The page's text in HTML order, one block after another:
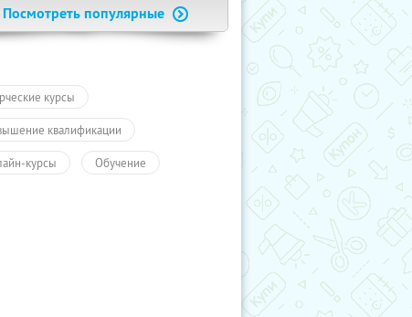
Посмотреть популярные
курсы
квалификации
курсы Обучение